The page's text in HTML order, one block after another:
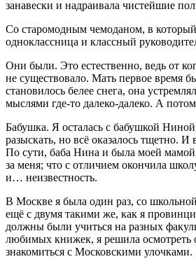
занавески и надраивала чистейшие
Со старомодным чемоданом, в
одноклассница и классный
Они были. Это естественно, ведь от
не существовало. Мать первое время
становилось белее снега, она
мыслями где-то далеко-далеко. А
Бабушка. Я осталась с бабушкой
разыскать, но всё оказалось тщетно.
По сути, баба Нина и была моей
за меня; что с отличием окончила
и… неизвестность.
В Москве я была один раз, со
ещё с двумя такими же, как я
должны были учиться на разных
любимых книжек, я решила осмотреть
знакомиться с Московскими улочками.